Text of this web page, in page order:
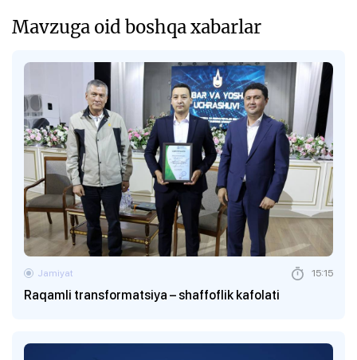
Mavzuga oid boshqa xabarlar
Raqamli transformatsiya – shaffoflik kafolati
Jamiyat 15:15